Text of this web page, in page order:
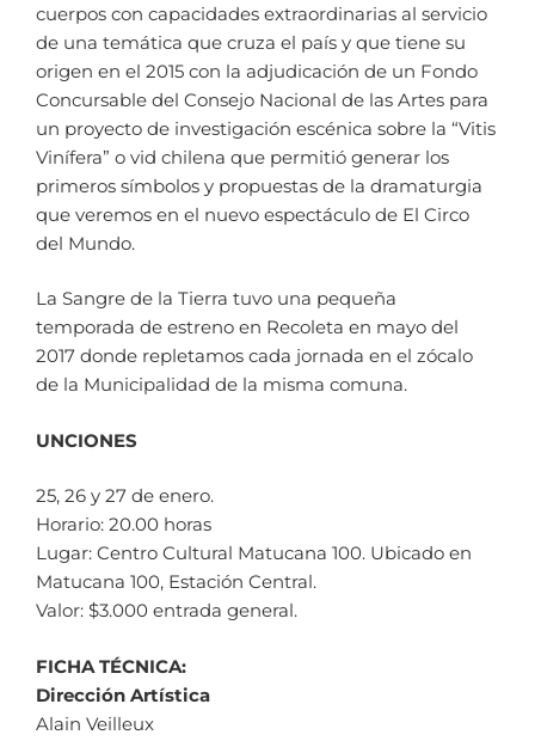
cuerpos con capacidades extraordinarias al servicio
de una temática que cruza el país y que tiene su
origen en el 2015 con la adjudicación de un Fondo
Concursable del Consejo Nacional de las Artes para
un proyecto de investigación escénica sobre la “Vitis
Vinífera” o vid chilena que permitió generar los
primeros símbolos y propuestas de la dramaturgia
que veremos en el nuevo espectáculo de El Circo
del Mundo.
La Sangre de la Tierra tuvo una pequeña
temporada de estreno en Recoleta en mayo del
2017 donde repletamos cada jornada en el zócalo
de la Municipalidad de la misma comuna.
UNCIONES
25, 26 y 27 de enero.
Horario: 20.00 horas
Lugar: Centro Cultural Matucana 100. Ubicado en
Matucana 100, Estación Central.
Valor: $3.000 entrada general.
FICHA TÉCNICA:
Dirección Artística
Alain Veilleux